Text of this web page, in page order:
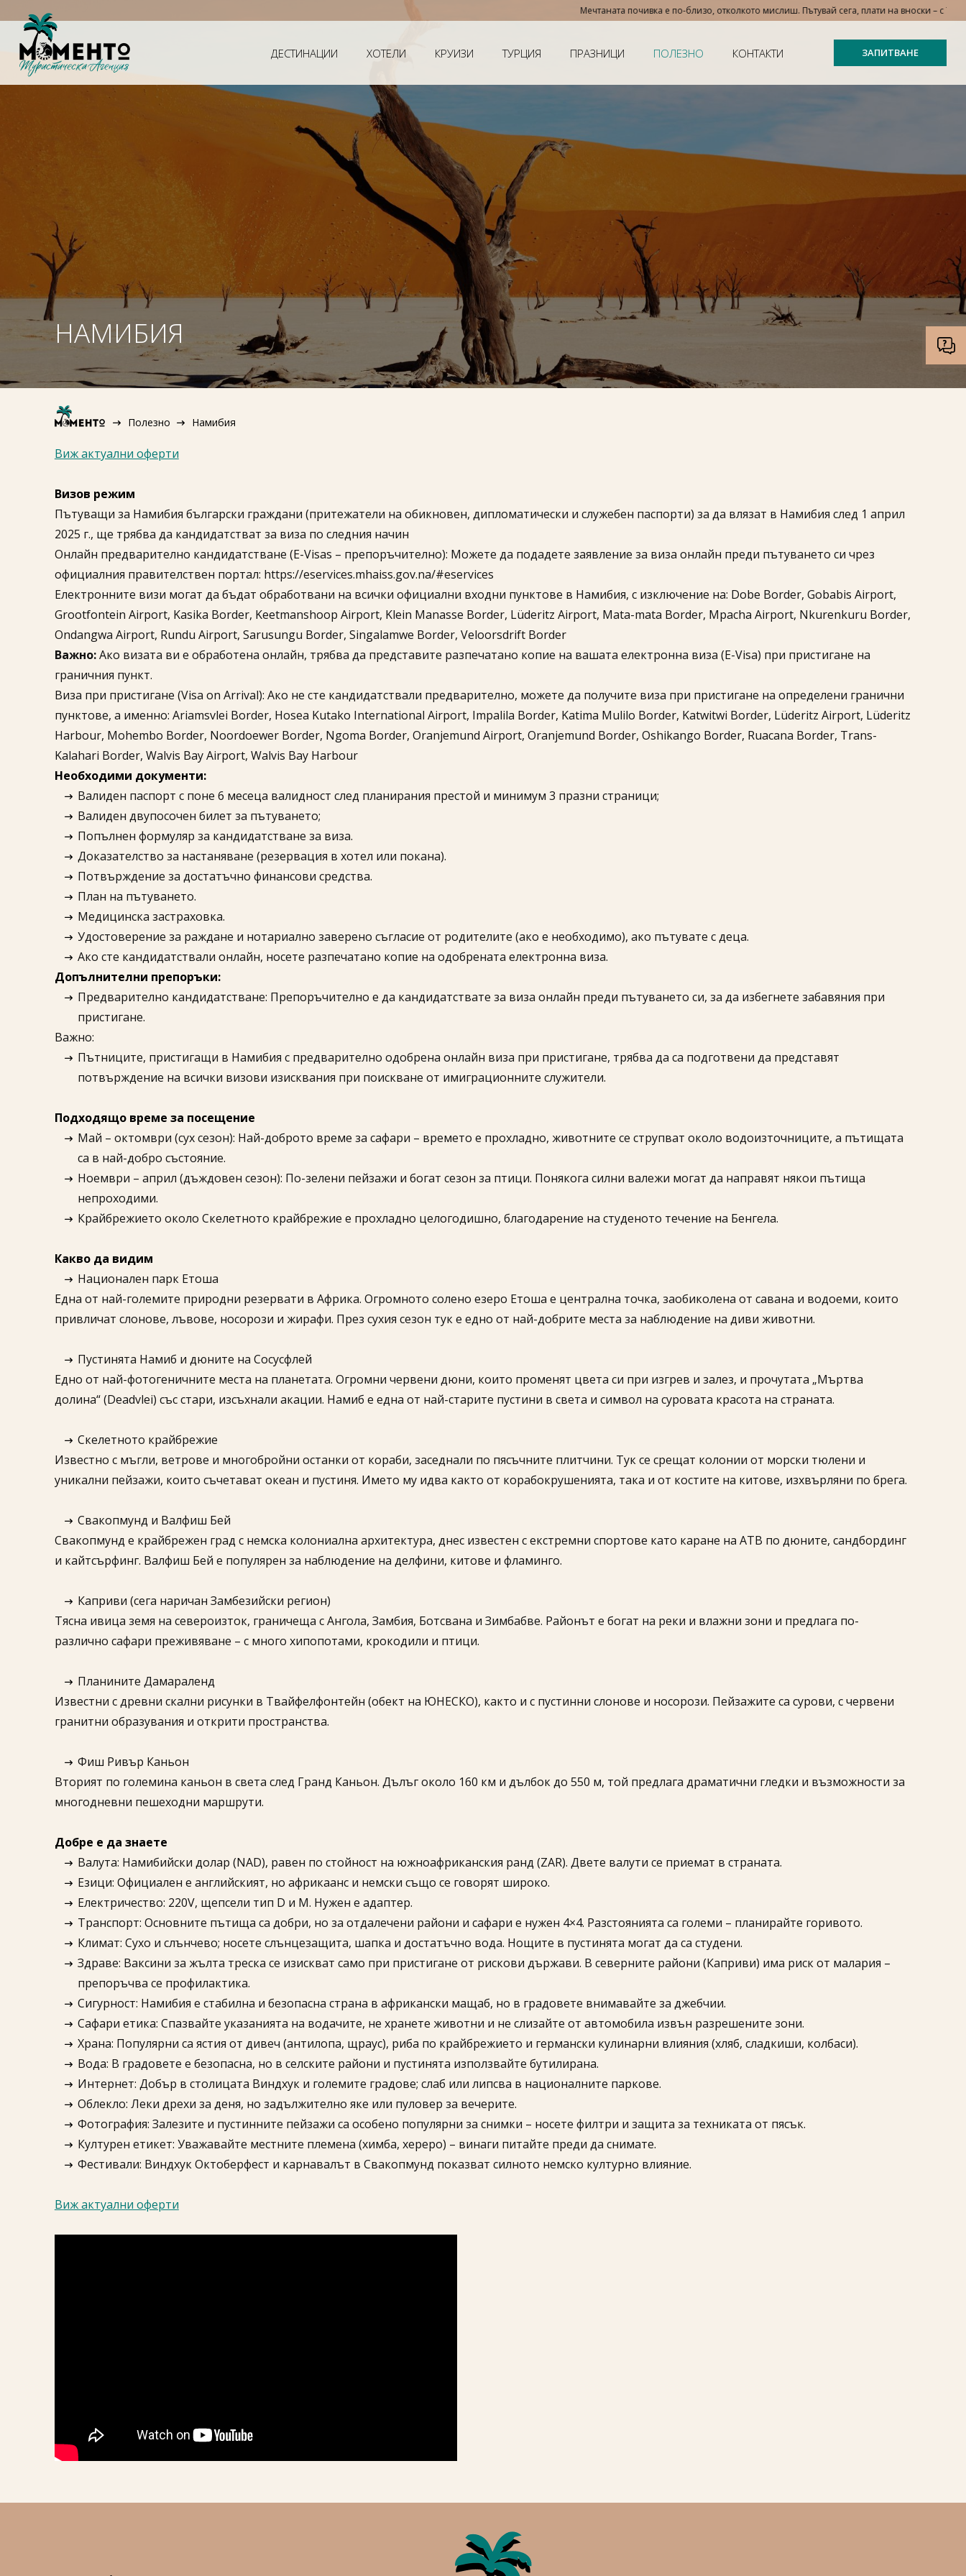
Мечтаната почивка е по-близо, отколкото мислиш. Пътувай сега, плати на вноски – с TBI bank!
ДЕСТИНАЦИИ ХОТЕЛИ КРУИЗИ ТУРЦИЯ ПРАЗНИЦИ ПОЛЕЗНО КОНТАКТИ ЗАПИТВАНЕ
НАМИБИЯ
Полезно Намибия
Виж актуални оферти
Визов режим
Пътуващи за Намибия български граждани (притежатели на обикновен, дипломатически и служебен паспорти) за да влязат в Намибия след 1 април
2025 г., ще трябва да кандидатстват за виза по следния начин
Онлайн предварително кандидатстване (E-Visas – препоръчително): Можете да подадете заявление за виза онлайн преди пътуването си чрез
официалния правителствен портал: https://eservices.mhaiss.gov.na/#eservices
Електронните визи могат да бъдат обработвани на всички официални входни пунктове в Намибия, с изключение на: Dobe Border, Gobabis Airport,
Grootfontein Airport, Kasika Border, Keetmanshoop Airport, Klein Manasse Border, Lüderitz Airport, Mata-mata Border, Mpacha Airport, Nkurenkuru Border,
Ondangwa Airport, Rundu Airport, Sarusungu Border, Singalamwe Border, Veloorsdrift Border
Важно:Ако визата ви е обработена онлайн, трябва да представите разпечатано копие на вашата електронна виза (E-Visa) при пристигане на
граничния пункт.
Виза при пристигане (Visa on Arrival): Ако не сте кандидатствали предварително, можете да получите виза при пристигане на определени гранични
пунктове, а именно:​ Ariamsvlei Border, Hosea Kutako International Airport, Impalila Border, Katima Mulilo Border, Katwitwi Border, Lüderitz Airport, Lüderitz
Harbour, Mohembo Border, Noordoewer Border, Ngoma Border, Oranjemund Airport, Oranjemund Border, Oshikango Border, Ruacana Border, Trans-
Kalahari Border, Walvis Bay Airport, Walvis Bay Harbour
Необходими документи:
Валиден паспорт с поне 6 месеца валидност след планирания престой и минимум 3 празни страници;
Валиден двупосочен билет за пътуването;
Попълнен формуляр за кандидатстване за виза.​
Доказателство за настаняване (резервация в хотел или покана).​
Потвърждение за достатъчно финансови средства.​
План на пътуването.​
Медицинска застраховка.​
Удостоверение за раждане и нотариално заверено съгласие от родителите (ако е необходимо), ако пътувате с деца.​
Ако сте кандидатствали онлайн, носете разпечатано копие на одобрената електронна виза. ​
Допълнителни препоръки:
Предварително кандидатстване: Препоръчително е да кандидатствате за виза онлайн преди пътуването си, за да избегнете забавяния при
пристигане.
Важно:
Пътниците, пристигащи в Намибия с предварително одобрена онлайн виза при пристигане, трябва да са подготвени да представят
потвърждение на всички визови изисквания при поискване от имиграционните служители.
Подходящо време за посещение
Май – октомври (сух сезон): Най-доброто време за сафари – времето е прохладно, животните се струпват около водоизточниците, а пътищата
са в най-добро състояние.
Ноември – април (дъждовен сезон): По-зелени пейзажи и богат сезон за птици. Понякога силни валежи могат да направят някои пътища
непроходими.
Крайбрежието около Скелетното крайбрежие е прохладно целогодишно, благодарение на студеното течение на Бенгела.
Какво да видим
Национален парк Етоша
Една от най-големите природни резервати в Африка. Огромното солено езеро Етоша е централна точка, заобиколена от савана и водоеми, които
привличат слонове, лъвове, носорози и жирафи. През сухия сезон тук е едно от най-добрите места за наблюдение на диви животни.
Пустинята Намиб и дюните на Сосусфлей
Едно от най-фотогеничните места на планетата. Огромни червени дюни, които променят цвета си при изгрев и залез, и прочутата „Мъртва
долина“ (Deadvlei) със стари, изсъхнали акации. Намиб е една от най-старите пустини в света и символ на суровата красота на страната.
Скелетното крайбрежие
Известно с мъгли, ветрове и многобройни останки от кораби, заседнали по пясъчните плитчини. Тук се срещат колонии от морски тюлени и
уникални пейзажи, които съчетават океан и пустиня. Името му идва както от корабокрушенията, така и от костите на китове, изхвърляни по брега.
Свакопмунд и Валфиш Бей
Свакопмунд е крайбрежен град с немска колониална архитектура, днес известен с екстремни спортове като каране на АТВ по дюните, сандбординг
и кайтсърфинг. Валфиш Бей е популярен за наблюдение на делфини, китове и фламинго.
Каприви (сега наричан Замбезийски регион)
Тясна ивица земя на североизток, граничеща с Ангола, Замбия, Ботсвана и Зимбабве. Районът е богат на реки и влажни зони и предлага по-
различно сафари преживяване – с много хипопотами, крокодили и птици.
Планините Дамараленд
Известни с древни скални рисунки в Твайфелфонтейн (обект на ЮНЕСКО), както и с пустинни слонове и носорози. Пейзажите са сурови, с червени
гранитни образувания и открити пространства.
Фиш Ривър Каньон
Вторият по големина каньон в света след Гранд Каньон. Дълъг около 160 км и дълбок до 550 м, той предлага драматични гледки и възможности за
многодневни пешеходни маршрути.
Добре е да знаете
Валута: Намибийски долар (NAD), равен по стойност на южноафриканския ранд (ZAR). Двете валути се приемат в страната.
Езици: Официален е английският, но африкаанс и немски също се говорят широко.
Електричество: 220V, щепсели тип D и M. Нужен е адаптер.
Транспорт: Основните пътища са добри, но за отдалечени райони и сафари е нужен 4×4. Разстоянията са големи – планирайте горивото.
Климат: Сухо и слънчево; носете слънцезащита, шапка и достатъчно вода. Нощите в пустинята могат да са студени.
Здраве: Ваксини за жълта треска се изискват само при пристигане от рискови държави. В северните райони (Каприви) има риск от малария –
препоръчва се профилактика.
Сигурност: Намибия е стабилна и безопасна страна в африкански мащаб, но в градовете внимавайте за джебчии.
Сафари етика: Спазвайте указанията на водачите, не хранете животни и не слизайте от автомобила извън разрешените зони.
Храна: Популярни са ястия от дивеч (антилопа, щраус), риба по крайбрежието и германски кулинарни влияния (хляб, сладкиши, колбаси).
Вода: В градовете е безопасна, но в селските райони и пустинята използвайте бутилирана.
Интернет: Добър в столицата Виндхук и големите градове; слаб или липсва в националните паркове.
Облекло: Леки дрехи за деня, но задължително яке или пуловер за вечерите.
Фотография: Залезите и пустинните пейзажи са особено популярни за снимки – носете филтри и защита за техниката от пясък.
Културен етикет: Уважавайте местните племена (химба, хереро) – винаги питайте преди да снимате.
Фестивали: Виндхук Октоберфест и карнавалът в Свакопмунд показват силното немско културно влияние.
Виж актуални оферти